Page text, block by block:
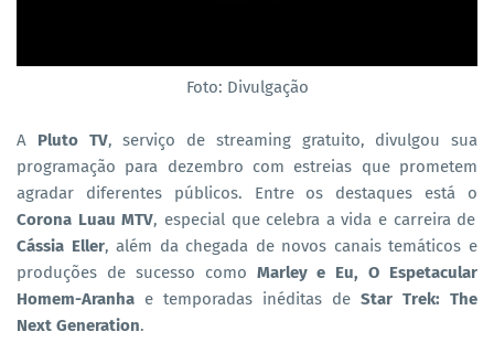
Foto: Divulgação
A Pluto TV, serviço de streaming gratuito, divulgou sua
programação para dezembro com estreias que prometem
agradar diferentes públicos. Entre os destaques está o
Corona Luau MTV, especial que celebra a vida e carreira de
Cássia Eller, além da chegada de novos canais temáticos e
produções de sucesso como Marley e Eu, O Espetacular
Homem-Aranha e temporadas inéditas de Star Trek: The
Next Generation.